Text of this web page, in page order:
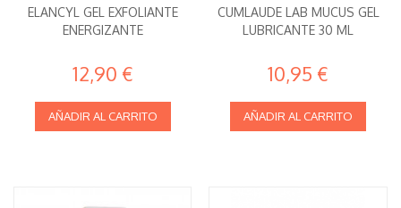
ELANCYL GEL EXFOLIANTE
ENERGIZANTE
12,90 €
AÑADIR AL CARRITO
CUMLAUDE LAB MUCUS GEL
LUBRICANTE 30 ML
10,95 €
AÑADIR AL CARRITO